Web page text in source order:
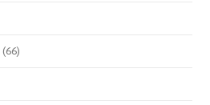
(66)